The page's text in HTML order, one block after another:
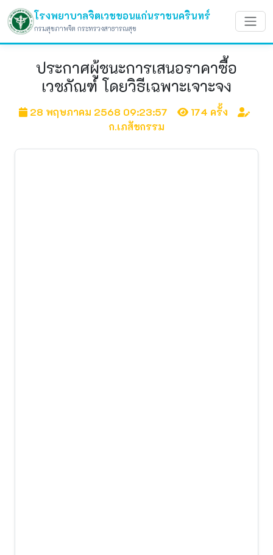
โรงพยาบาลจิตเวชขอนแก่นราชนครินทร์
กรมสุขภาพจิต กระทรวงสาธารณสุข
ประกาศผู้ชนะการเสนอราคาซื้อ
เวชภัณฑ์ โดยวิธีเฉพาะเจาะจง
28 พฤษภาคม 2568 09:23:57
174 ครั้ง
ก.เภสัชกรรม